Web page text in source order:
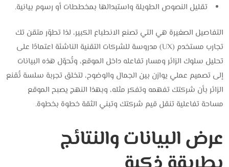
تقليل النصوص الطويلة واستبدالها بمخططات أو رسوم بيانية.
التفاصيل الصغيرة هي التي تصنع الانطباع الكبير، لذا تطوّر متقن تك
تجارب مستخدم (UX) مدروسة للشركات التقنية الناشئة اعتمادًا على
تحليل سلوك الزائر ومسار تفاعله داخل الموقع، وتُحوّل هذه البيانات
إلى تصميم عملي يوازن بين الجمال والوضوح، لتخلق تجربة سلسة تُقنع
الزائر بأن شركتك تفهمه وتفكر مثله، وبهذا النهج يصبح الموقع
مساحة تفاعلية تنقل قيم شركتك وتبني الثقة خطوة بخطوة.
عرض البيانات والنتائج